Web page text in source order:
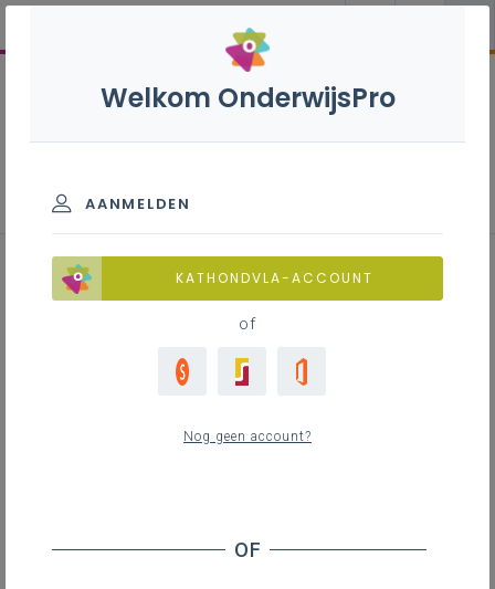
Download het nieuwe leerplan of bekijk het in
Welkom OnderwijsPro
AANMELDEN
KATHONDVLA-ACCOUNT
of
Nog geen account?